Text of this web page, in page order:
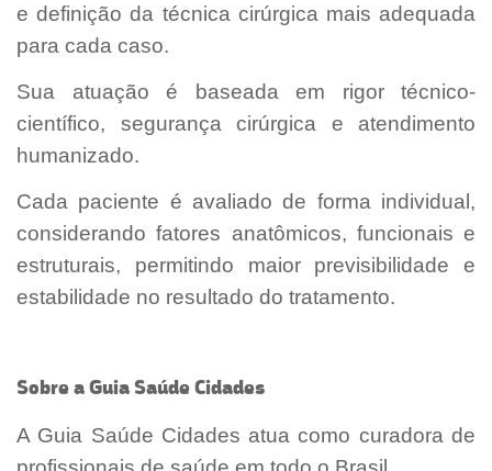
e definição da técnica cirúrgica mais adequada
para cada caso.
Sua atuação é baseada em rigor técnico-
científico, segurança cirúrgica e atendimento
humanizado.
Cada paciente é avaliado de forma individual,
considerando fatores anatômicos, funcionais e
estruturais, permitindo maior previsibilidade e
estabilidade no resultado do tratamento.
Sobre a Guia Saúde Cidades
A Guia Saúde Cidades atua como curadora de